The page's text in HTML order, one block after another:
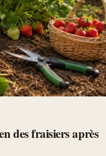
des fraisiers après